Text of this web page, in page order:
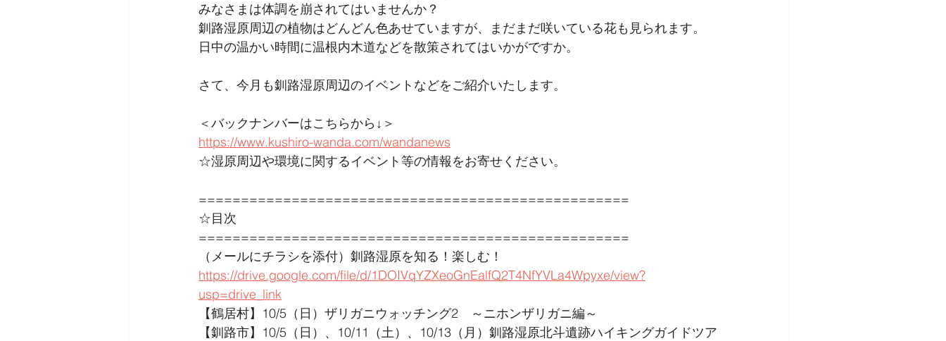
みなさまは体調を崩されてはいませんか？
釧路湿原周辺の植物はどんどん色あせていますが、まだまだ咲いている花も見られます。
日中の温かい時間に温根内木道などを散策されてはいかがですか。
さて、今月も釧路湿原周辺のイベントなどをご紹介いたします。
＜バックナンバーはこちらから↓＞
https://www.kushiro-wanda.com/wandanews
☆湿原周辺や環境に関するイベント等の情報をお寄せください。
===================================================
☆目次
===================================================
（メールにチラシを添付）釧路湿原を知る！楽しむ！
https://drive.google.com/file/d/1DOIVqYZXeoGnEalfQ2T4NfYVLa4Wpyxe/view?
usp=drive_link
【鶴居村】10/5（日）ザリガニウォッチング2　～ニホンザリガニ編～
【釧路市】10/5（日）、10/11（土）、10/13（月）釧路湿原北斗遺跡ハイキングガイドツア